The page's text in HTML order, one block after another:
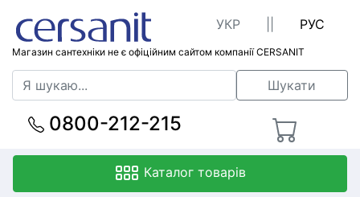
Магазин сантехніки не є офіційним сайтом компанії CERSANIT
УКР РУС
Шукати
0800-212-215
Каталог товарів